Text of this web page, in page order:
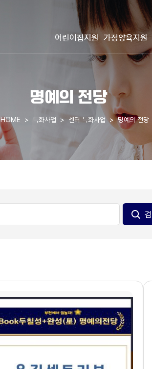
어린이집지원 가정양육지원
명예의 전당
HOME 특화사업 센터 특화사업 명예의 전당